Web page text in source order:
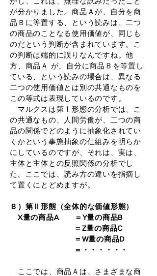
が分かりました。商品Ａが、自分を商
品Ｂに等置する、という読みは、二つ
の商品のことなる使用価値が、同じも
のだという判断が含まれています。こ
の判断は端的に誤りなんですね。他
方、商品Ａ が、自分に商品Ｂを等置し
ている、という読みの場合は、異なる
二つの使用価値とは別の共通なものを
この等式は表現しているのです。
マルクスは第Ⅰ形態の分析では、こ
の共通なもの、人間労働が、二つの商
品の関係でどのように抽象化されてい
くかという事態抽象の仕組みを明らか
にしているのですが、それは、実は、
主体と主体との反照関係の分析でし
た。ここでは、読み方の違いを指摘し
て置くにとどめますが。
Ｂ）第Ⅱ形態（全体的な価値形態）
X量の商品A ＝Y量の商品B
＝Z量の商品C
＝W量の商品D
＝・・・・・・
ここでは、商品Ａは、さまざまな商